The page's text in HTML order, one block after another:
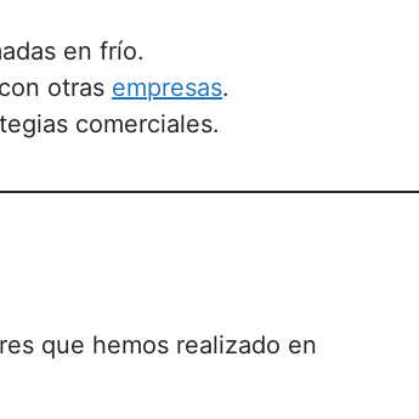
en frío.
otras empresas.
comerciales.
que hemos realizado en